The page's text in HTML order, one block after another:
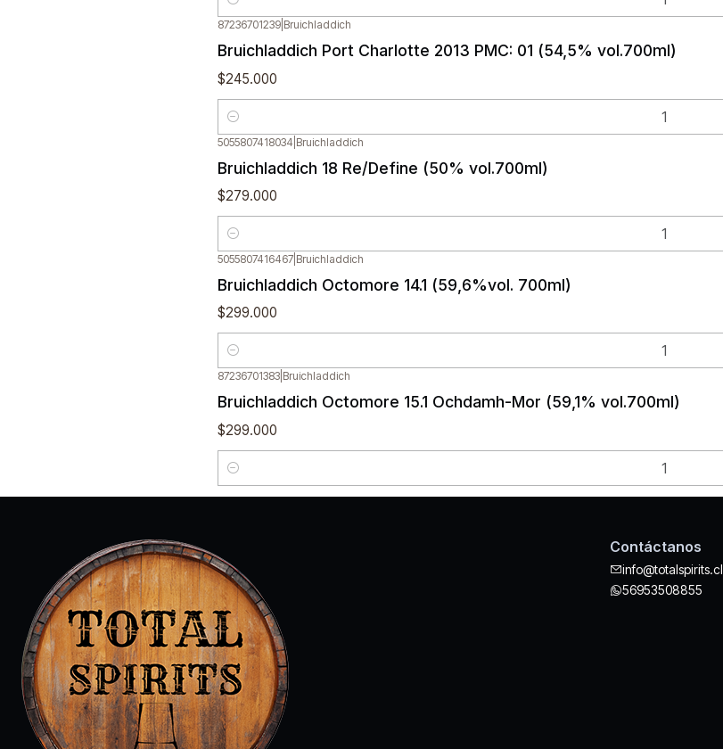
Cantidad
87236701239 Bruichladdich
Bruichladdich Port Charlotte 2013 PMC: 01 (54,5% vol.700ml)
$245.000
Cantidad
5055807418034 Bruichladdich
Bruichladdich 18 Re/Define (50% vol.700ml)
$279.000
Cantidad
5055807416467 Bruichladdich
Bruichladdich Octomore 14.1 (59,6%vol. 700ml)
$299.000
Cantidad
87236701383 Bruichladdich
Bruichladdich Octomore 15.1 Ochdamh-Mor (59,1% vol.700ml)
$299.000
Cantidad
Contáctanos
info@totalspirits.cl
56953508855